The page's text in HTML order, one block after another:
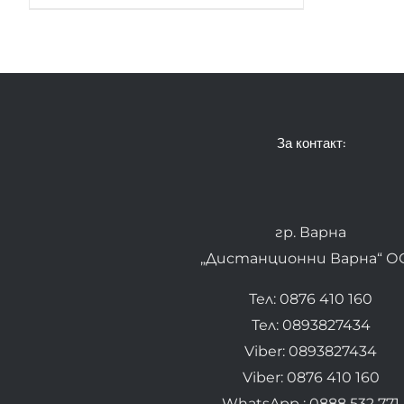
За контакт:
гр. Варна
„Дистанционни Варна“
Тел: 0876 410 160
Тел: 0893827434
Viber: 0893827434
Viber: 0876 410 160